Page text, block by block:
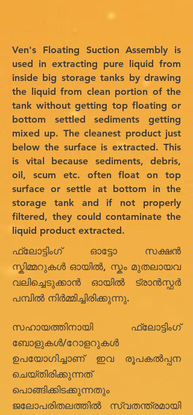
Ven's Floating Suction Assembly is
used in extracting pure liquid from
inside big storage tanks by drawing
the liquid from clean portion of the
tank without getting top floating or
bottom settled sediments getting
mixed up. The cleanest product just
below the surface is extracted. This
is vital because sediments, debris,
oil, scum etc. often float on top
surface or settle at bottom in the
storage tank and if not properly
filtered, they could contaminate the
liquid product extracted.
ഫ്ലോട്ടിംഗ് ഓട്ടോ സക്ഷൻ
സ്കിമ്മറുകൾ ഓയിൽ, സ്കം മുതലായവ
വലിച്ചെടുക്കാൻ ഓയിൽ ട്രാൻസ്ഫർ
പമ്പിൽ നിർമ്മിച്ചിരിക്കുന്നു.
സഹായത്തിനായി ഫ്ലോട്ടിംഗ്
ബോളുകൾ/റോളറുകൾ
ഉപയോഗിച്ചാണ് ഇവ രൂപകൽപ്പന
ചെയ്തിരിക്കുന്നത്
പൊങ്ങിക്കിടക്കുന്നതും
ജലോപരിതലത്തിൽ സ്വതന്ത്രമായി